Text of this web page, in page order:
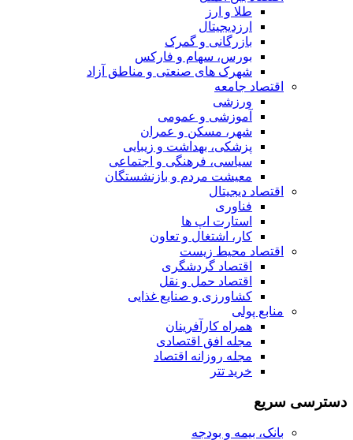
طلا و ارز
ارزدیجیتال
بازرگانی و گمرک
بورس، سهام و فارکس
شهرک های صنعتی و مناطق آزاد
اقتصاد جامعه
ورزشی
آموزشی و عمومی
شهر، مسکن و عمران
پزشکی، بهداشت و زیبایی
سیاسی، فرهنگی و اجتماعی
معیشت مردم و بازنشستگان
اقتصاد دیجیتال
فناوری
استارت اپ ها
کار، اشتغال و تعاون
اقتصاد محیط زیست
اقتصاد گردشگری
اقتصاد حمل و نقل
کشاورزی و صنایع غذایی
منابع پولی
همراه کارآفرینان
مجله افق اقتصادی
مجله روزانه اقتصاد
خرید تتر
دسترسی سریع
بانک، بیمه و بودجه